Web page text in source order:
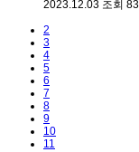
2023.12.03 조회 83
2
3
4
5
6
7
8
9
10
11